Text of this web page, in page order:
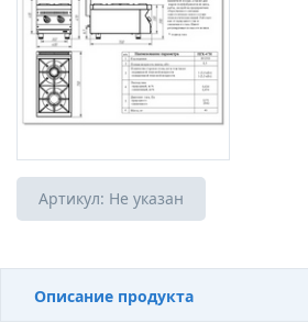
Артикул: Не указан
Описание продукта